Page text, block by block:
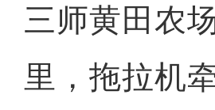
三师黄田农
里，拖拉机